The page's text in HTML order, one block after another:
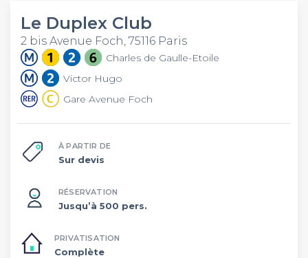
Le Duplex Club
2 bis Avenue Foch, 75116 Paris
Charles de Gaulle-Etoile
Victor Hugo
Gare Avenue Foch
À PARTIR DE
Sur devis
RÉSERVATION
Jusqu’à 500 pers.
PRIVATISATION
Complète